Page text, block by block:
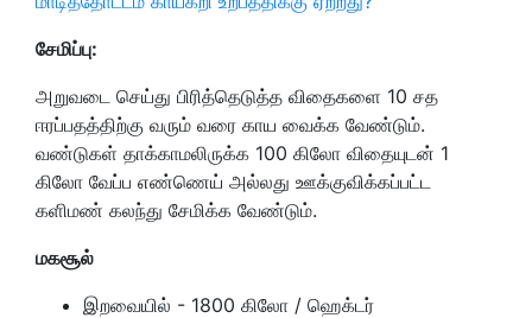
சேமிப்பு:
அறுவடை செய்து பிரித்தெடுத்த விதைகளை 10 சத
ஈரப்பதத்திற்கு வரும் வரை காய வைக்க வேண்டும்.
வண்டுகள் தாக்காமலிருக்க 100 கிலோ விதையுடன் 1
கிலோ வேப்ப எண்ணெய் அல்லது ஊக்குவிக்கப்பட்ட
களிமண் கலந்து சேமிக்க வேண்டும்.
மகசூல்
இறவையில் - 1800 கிலோ / ஹெக்டர்